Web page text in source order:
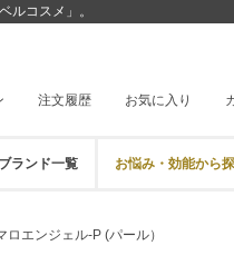
ルコスメ」。
注文履歴 お気に入り
ランド一覧 お悩み・効能から
エンジェル-P (パール）